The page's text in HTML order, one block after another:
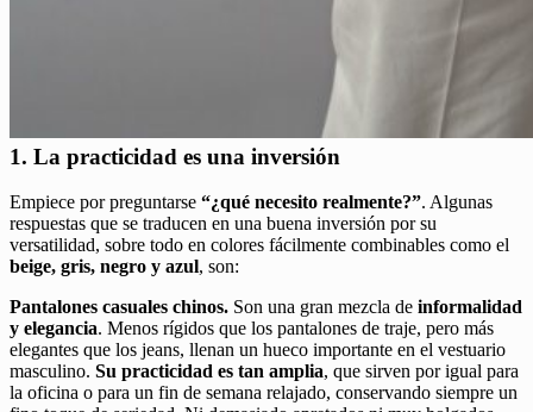
1. La practicidad es una inversión
Empiece por preguntarse “¿qué necesito realmente?”. Algunas
respuestas que se traducen en una buena inversión por su
versatilidad, sobre todo en colores fácilmente combinables como el
beige, gris, negro y azul, son:
Pantalones casuales chinos. Son una gran mezcla de informalidad
y elegancia. Menos rígidos que los pantalones de traje, pero más
elegantes que los jeans, llenan un hueco importante en el vestuario
masculino. Su practicidad es tan amplia, que sirven por igual para
la oficina o para un fin de semana relajado, conservando siempre un